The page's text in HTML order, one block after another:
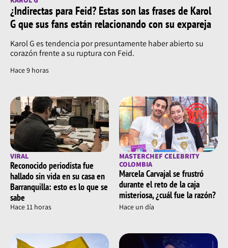
¿Indirectas para Feid? Estas son las frases de Karol
G que sus fans están relacionando con su expareja
Karol G es tendencia por presuntamente haber abierto su
corazón frente a su ruptura con Feid.
Hace 9 horas
VIRAL
Reconocido periodista fue
hallado sin vida en su casa en
Barranquilla: esto es lo que se
sabe
Hace 11 horas
MASTERCHEF CELEBRITY
COLOMBIA
Marcela Carvajal se frustró
durante el reto de la caja
misteriosa, ¿cuál fue la razón?
Hace un día